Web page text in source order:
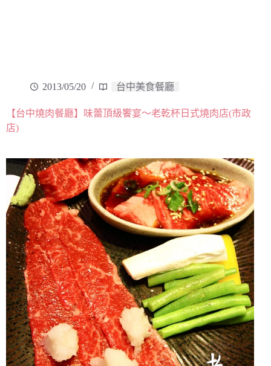
2013/05/20 台中美食餐廳
【台中燒肉餐廳】味蕾頂級饗宴～老乾杯日式燒肉店(市政
店)